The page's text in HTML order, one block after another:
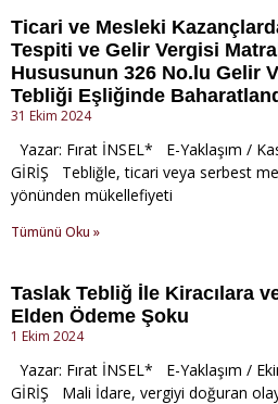
Ticari ve Mesleki
Tespiti ve Gelir Vergisi
Hususunun 326 No.lu Gelir
Tebliği Eşliğinde
31 Ekim 2024
Yazar: Fırat İNSEL* E-Yaklaşım /
GİRİŞ Tebliğle, ticari veya serbest
yönünden mükellefiyeti
Tümünü Oku »
Taslak Tebliğ İle Kiracılara
Elden Ödeme Şoku
1 Ekim 2024
Yazar: Fırat İNSEL* E-Yaklaşım /
GİRİŞ Mali İdare, vergiyi doğuran